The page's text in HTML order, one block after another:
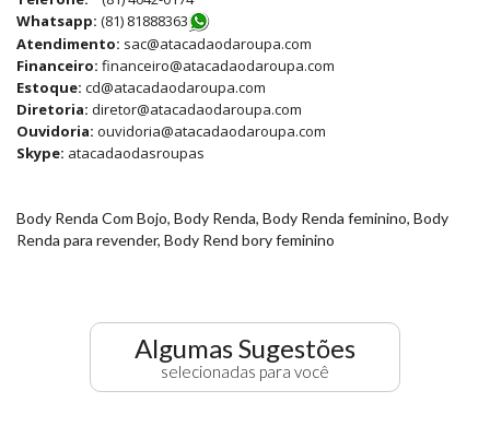
Whatsapp: (81) 81888363
Atendimento: sac@atacadaodaroupa.com
Financeiro: financeiro@atacadaodaroupa.com
Estoque: cd@atacadaodaroupa.com
Diretoria: diretor@atacadaodaroupa.com
Ouvidoria: ouvidoria@atacadaodaroupa.com
Skype: atacadaodasroupas
Body Renda Com Bojo, Body Renda, Body Renda feminino, Body
Renda para revender, Body Rend bory feminino
Algumas Sugestões
selecionadas para você